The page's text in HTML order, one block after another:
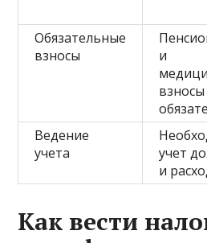
Обязательные
взносы
и
взносы
Ведение
учета
учет
и
Как вести